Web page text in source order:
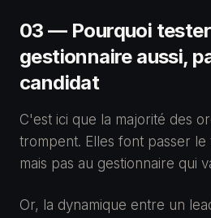
03 — Pourquoi
gestionnaire aussi,
candidat
C'est ici que la majorité des
trompent. Elles font passer le
mais pas au gestionnaire qui
Or, la dynamique entre un